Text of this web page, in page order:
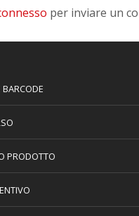
per inviare un
PRODOTTO